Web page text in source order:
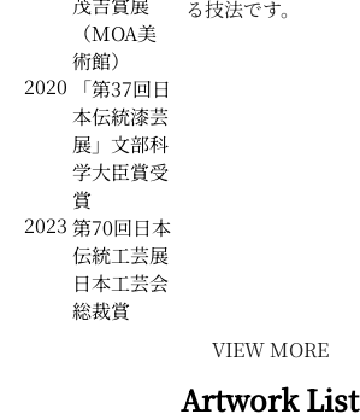
茂吉賞展
（MOA美
術館）
2020
「第37回日
本伝統漆芸
展」文部科
学大臣賞受
賞
2023 第70回日本
伝統工芸展
日本工芸会
総裁賞
る技法です。
VIEW MORE
Artwork List